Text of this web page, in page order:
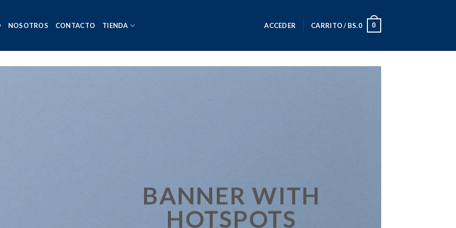
NOSOTROS CONTACTO TIENDA ACCEDER CARRITO / BS.0 0
BANNER WITH
HOTSPOTS